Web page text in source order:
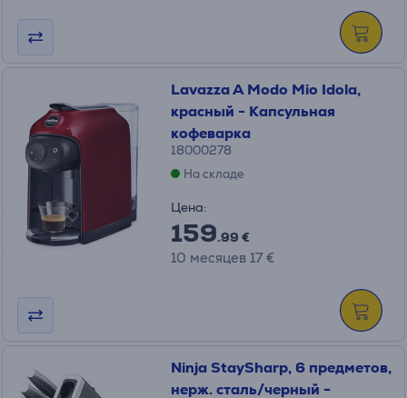
Lavazza A Modo Mio Idola,
красный - Капсульная
кофеварка
18000278
На складе
Цена:
159.99 €
10 месяцев 17 €
Ninja StaySharp, 6 предметов,
нерж. сталь/черный -